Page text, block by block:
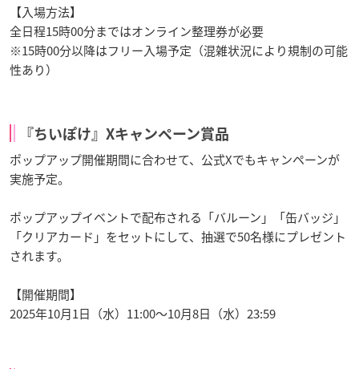
【入場方法】
全日程15時00分まではオンライン整理券が必要
※15時00分以降はフリー入場予定（混雑状況により規制の可能
性あり）
『ちいぽけ』Xキャンペーン賞品
ポップアップ開催期間に合わせて、公式Xでもキャンペーンが
実施予定。
ポップアップイベントで配布される「バルーン」「缶バッジ」
「クリアカード」をセットにして、抽選で50名様にプレゼント
されます。
【開催期間】
2025年10月1日（水）11:00～10月8日（水）23:59